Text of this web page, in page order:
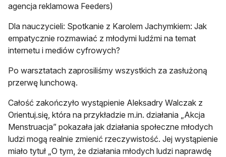
agencja reklamowa Feeders)
Dla nauczycieli: Spotkanie z Karolem Jachymkiem: Jak
empatycznie rozmawiać z młodymi ludźmi na temat
internetu i mediów cyfrowych?
Po warsztatach zaprosiliśmy wszystkich za zasłużoną
przerwę lunchową.
Całość zakończyło wystąpienie Aleksadry Walczak z
Orientuj.się, która na przykładzie m.in. działania „Akcja
Menstruacja” pokazała jak działania społeczne młodych
ludzi mogą realnie zmienić rzeczywistość. Jej wystąpienie
miało tytuł „O tym, że działania młodych ludzi naprawdę